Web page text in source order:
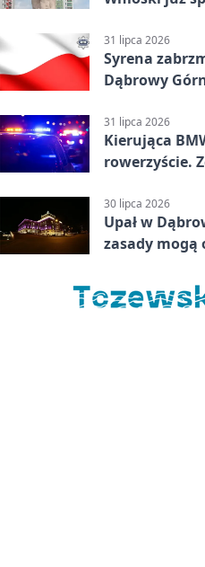
31 lipca 2026
Syrena
Dąbrowy
31 lipca 2026
Kierująca
rowerzyście.
30 lipca 2026
Upał w
zasady mogą